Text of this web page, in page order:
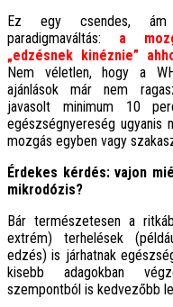
Ez egy csendes, ám
paradigmaváltás: a
„edzésnek kinéznie”
Nem véletlen, hogy a
ajánlások már nem
javasolt minimum 10
egészségnyereség ugyanis
mozgás egyben vagy
Érdekes kérdés: vajon
mikrodózis?
Bár természetesen a
extrém) terhelések
edzés) is járhatnak
kisebb adagokban
szempontból is kedvezőbb